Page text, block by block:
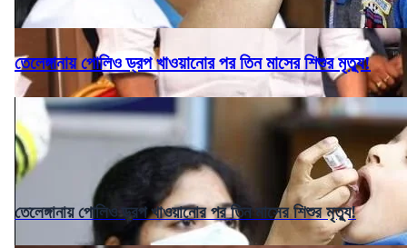
তেলেঙ্গানায় পোলিও ড্রপ খাওয়ানোর পর তিন মাসের শিশুর মৃত্যু!
তেলেঙ্গানায় পোলিও ড্রপ খাওয়ানোর পর তিন মাসের শিশুর মৃত্যু!